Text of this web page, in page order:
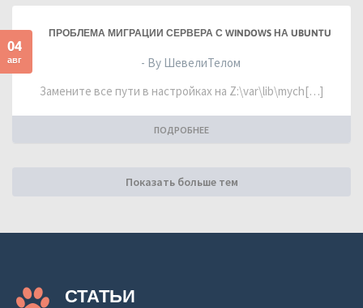
04
авг
ПРОБЛЕМА МИГРАЦИИ СЕРВЕРА С WINDOWS НА UBUNTU
- By ШевелиТелом
Замените все пути в настройках на Z:\var\lib\mych[…]
ПОДРОБНЕЕ
Показать больше тем
СТАТЬИ